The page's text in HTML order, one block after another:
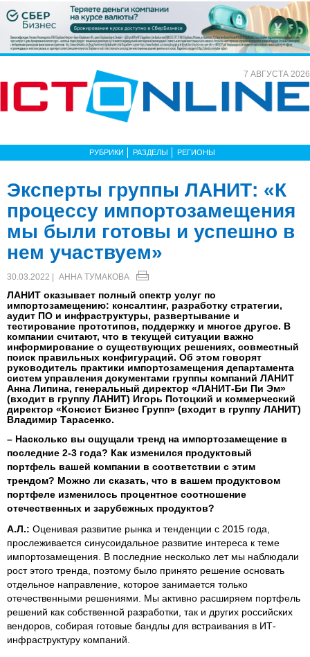
7 АВГУСТА 2026
РУБРИКИ РАЗДЕЛЫ РЕГИОНЫ
Эксперты группы ЛАНИТ: «К
процессу импортозамещения
мы были готовы и успешно в
нем участвуем»
30.03.2022 | АННА ТУМАКОВА
ЛАНИТ оказывает полный спектр услуг по
импортозамещению: консалтинг, разработку стратегии,
аудит ПО и инфраструктуры, развертывание и
тестирование прототипов, поддержку и многое другое. В
компании считают, что в текущей ситуации важно
информирование о существующих решениях, совместный
поиск правильных конфигураций. Об этом говорят
руководитель практики импортозамещения департамента
систем управления документами группы компаний ЛАНИТ
Анна Липина, генеральный директор «ЛАНИТ-Би Пи Эм»
(входит в группу ЛАНИТ) Игорь Потоцкий и коммерческий
директор «Консист Бизнес Групп» (входит в группу ЛАНИТ)
Владимир Тарасенко.
– Насколько вы ощущали тренд на импортозамещение в
последние 2-3 года? Как изменился продуктовый
портфель вашей компании в соответствии с этим
трендом? Можно ли сказать, что в вашем продуктовом
портфеле изменилось процентное соотношение
отечественных и зарубежных продуктов?
А.Л.: Оценивая развитие рынка и тенденции с 2015 года,
прослеживается синусоидальное развитие интереса к теме
импортозамещения. В последние несколько лет мы наблюдали
рост этого тренда, поэтому было принято решение основать
отдельное направление, которое занимается только
отечественными решениями. Мы активно расширяем портфель
решений как собственной разработки, так и других российских
вендоров, собирая готовые бандлы для встраивания в ИТ-
инфраструктуру компаний.